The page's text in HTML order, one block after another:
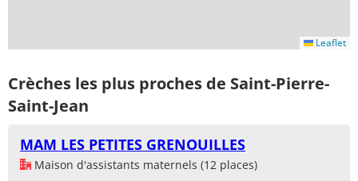
Leaflet
Crèches les plus proches de Saint-Pierre-
Saint-Jean
MAM LES PETITES GRENOUILLES
Maison d'assistants maternels (12 places)